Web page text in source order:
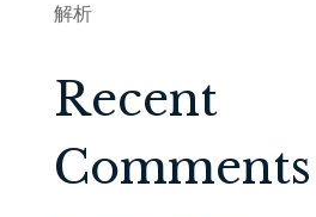
解析
Recent
Comments